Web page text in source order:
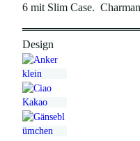
6 mit Slim Case.
Design